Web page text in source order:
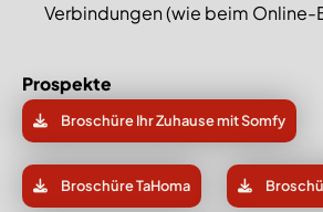
Verbindungen (wie beim Online-
Prospekte
Broschüre Ihr Zuhause mit Somfy
Broschüre TaHoma